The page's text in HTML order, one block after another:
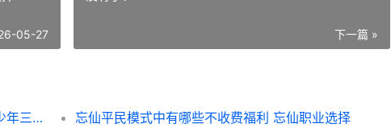
05-27 下一篇 »
少年三国志2中的命星对战斗有啥子影响 少年三国志2中红颜怎么上阵 忘仙平民模式中有哪些不收费福利 忘仙职业选择